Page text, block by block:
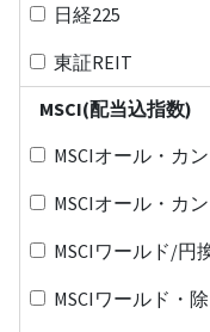
日経225
東証REIT
MSCI(配当込指数)
MSCIオール・カ
MSCIオール・カ
MSCIワールド/円
MSCIワールド・